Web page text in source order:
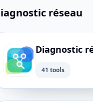
réseau
Diagnostic
41 tools